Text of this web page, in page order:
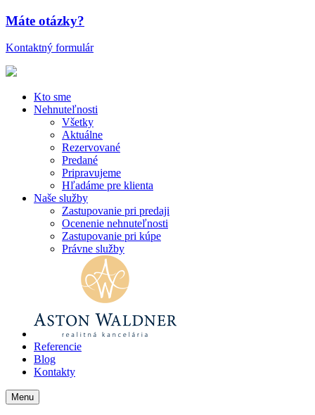
Máte otázky?
Kontaktný formulár
Kto sme
Nehnuteľnosti
Všetky
Aktuálne
Rezervované
Predané
Pripravujeme
Hľadáme pre klienta
Naše služby
Zastupovanie pri predaji
Ocenenie nehnuteľnosti
Zastupovanie pri kúpe
Právne služby
Referencie
Blog
Kontakty
Menu